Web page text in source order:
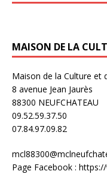
MAISON DE LA
Maison de la Culture et
8 avenue Jean Jaurès
88300 NEUFCHATEAU
09.52.59.37.50
07.84.97.09.82
Page Facebook :